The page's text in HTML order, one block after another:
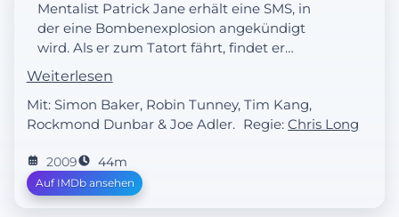
Mentalist Patrick Jane erhält eine SMS, in
der eine Bombenexplosion angekündigt
wird. Als er zum Tatort fährt, findet er
James Medina, der an einer Bombe fest
gekettet ist. Auf Medinas Stirn kann Patrick
gerade noch die Botschaft lesen, dass er der
nächste sei. Durch das Trauma erblindet
ihn Grace vorstellt. Doch was hat Grace’
neuer Freund mit den Morddrohungen zu
tun?
Weiterlesen
Mit: Simon Baker, Robin Tunney, Tim Kang,
Rockmond Dunbar & Joe Adler. Regie:Chris Long
2009 44m
Auf IMDb ansehen